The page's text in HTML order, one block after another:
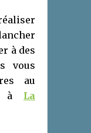
à des
vous
au
à La